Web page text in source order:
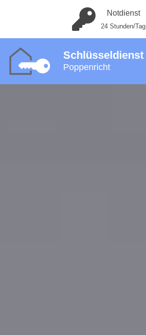
Notdienst
24 Stunden/Tag
Schlüsseldienst
Poppenricht